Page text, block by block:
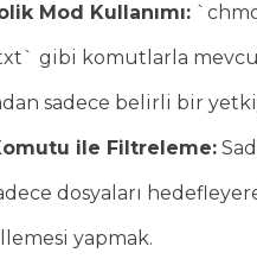
Mod Kullanımı:
gibi komutlarla
sadece belirli bir
ile Filtreleme:
dosyaları
yapmak.